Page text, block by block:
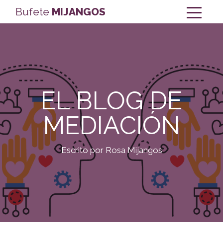
Bufete MIJANGOS
EL BLOG DE
MEDIACIÓN
Escrito por Rosa Mijangos